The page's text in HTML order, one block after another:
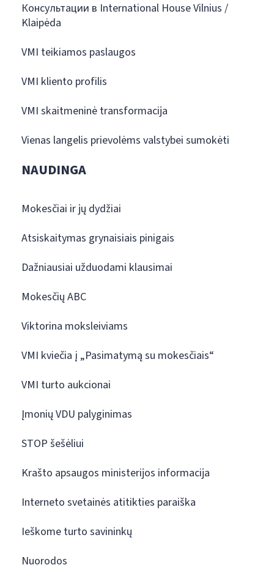
Консультации в International House Vilnius /
Klaipėda
VMI teikiamos paslaugos
VMI kliento profilis
VMI skaitmeninė transformacija
Vienas langelis prievolėms valstybei sumokėti
NAUDINGA
Mokesčiai ir jų dydžiai
Atsiskaitymas grynaisiais pinigais
Dažniausiai užduodami klausimai
Mokesčių ABC
Viktorina moksleiviams
VMI kviečia į „Pasimatymą su mokesčiais“
VMI turto aukcionai
Įmonių VDU palyginimas
STOP šešėliui
Krašto apsaugos ministerijos informacija
Interneto svetainės atitikties paraiška
Ieškome turto savininkų
Nuorodos